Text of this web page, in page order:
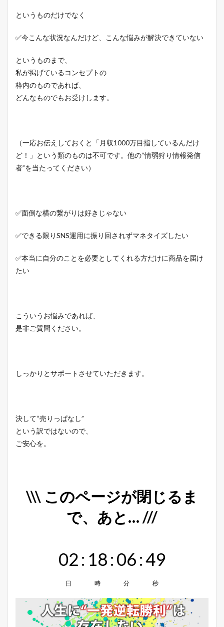
というものだけでなく
✅今こんな状況なんだけど、こんな悩みが解決できていない
というものまで、
私が掲げているコンセプトの
枠内のものであれば、
どんなものでもお受けします。
（一応お伝えしておくと「月収1000万目指しているんだけ
ど！」という類のものは不可です。他の“情弱狩り情報発信
者”を当たってください）
✅面倒な横の繋がりは好きじゃない
✅できる限りSNS運用に振り回されずマネタイズしたい
✅本当に自分のことを必要としてくれる方だけに商品を届け
たい
こういうお悩みであれば、
是非ご質問ください。
しっかりとサポートさせていただきます。
決して“売りっぱなし”
という訳ではないので、
ご安心を。
\\\ このページが閉じるま
で、あと… ///
02
日
: 18
時
:06
分
:48
秒